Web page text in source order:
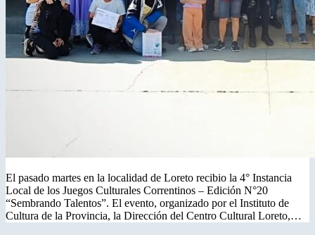
El pasado martes en la localidad de Loreto recibio la 4° Instancia
Local de los Juegos Culturales Correntinos – Edición N°20
“Sembrando Talentos”. El evento, organizado por el Instituto de
Cultura de la Provincia, la Dirección del Centro Cultural Loreto,…